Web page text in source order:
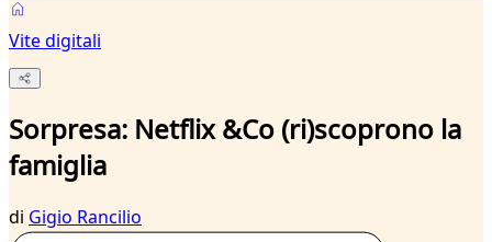
Vite digitali
Sorpresa: Netflix &Co (ri)scoprono la
famiglia
di Gigio Rancilio